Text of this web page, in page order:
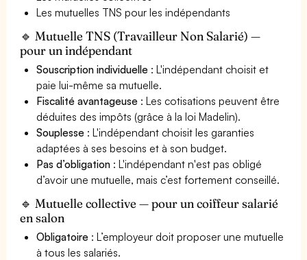
Les mutuelles TNS pour les indépendants
🔹 Mutuelle TNS (Travailleur Non Salarié) —
pour un indépendant
Souscription individuelle : L'indépendant choisit et
paie lui-même sa mutuelle.
Fiscalité avantageuse : Les cotisations peuvent être
déduites des impôts (grâce à la loi Madelin).
Souplesse : L'indépendant choisit les garanties
adaptées à ses besoins et à son budget.
Pas d’obligation : L'indépendant n'est pas obligé
d’avoir une mutuelle, mais c’est fortement conseillé.
🔹 Mutuelle collective — pour un coiffeur salarié
en salon
Obligatoire : L’employeur doit proposer une mutuelle
à tous les salariés.